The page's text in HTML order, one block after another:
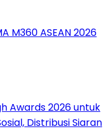
M360 ASEAN 2026
Awards 2026 untuk
Distribusi Siaran